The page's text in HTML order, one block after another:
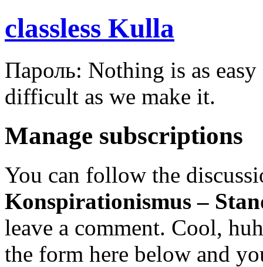
classless Kulla
Пароль: Nothing is as
difficult as we make it.
Manage subscriptions
You can follow the
Konspirationismus –
leave a comment. Cool,
the form here below and